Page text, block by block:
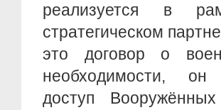
реализуется в
стратегическом
это договор о
необходимости, он
доступ